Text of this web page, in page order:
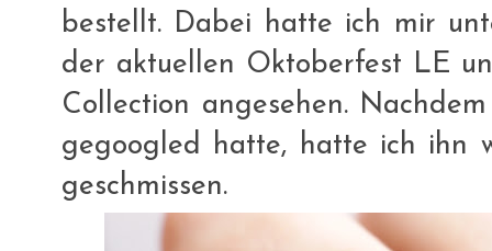
bestellt. Dabei hatte ich mir
der aktuellen Oktoberfest LE
Collection angesehen.
gegoogled hatte, hatte ich ihn
geschmissen.